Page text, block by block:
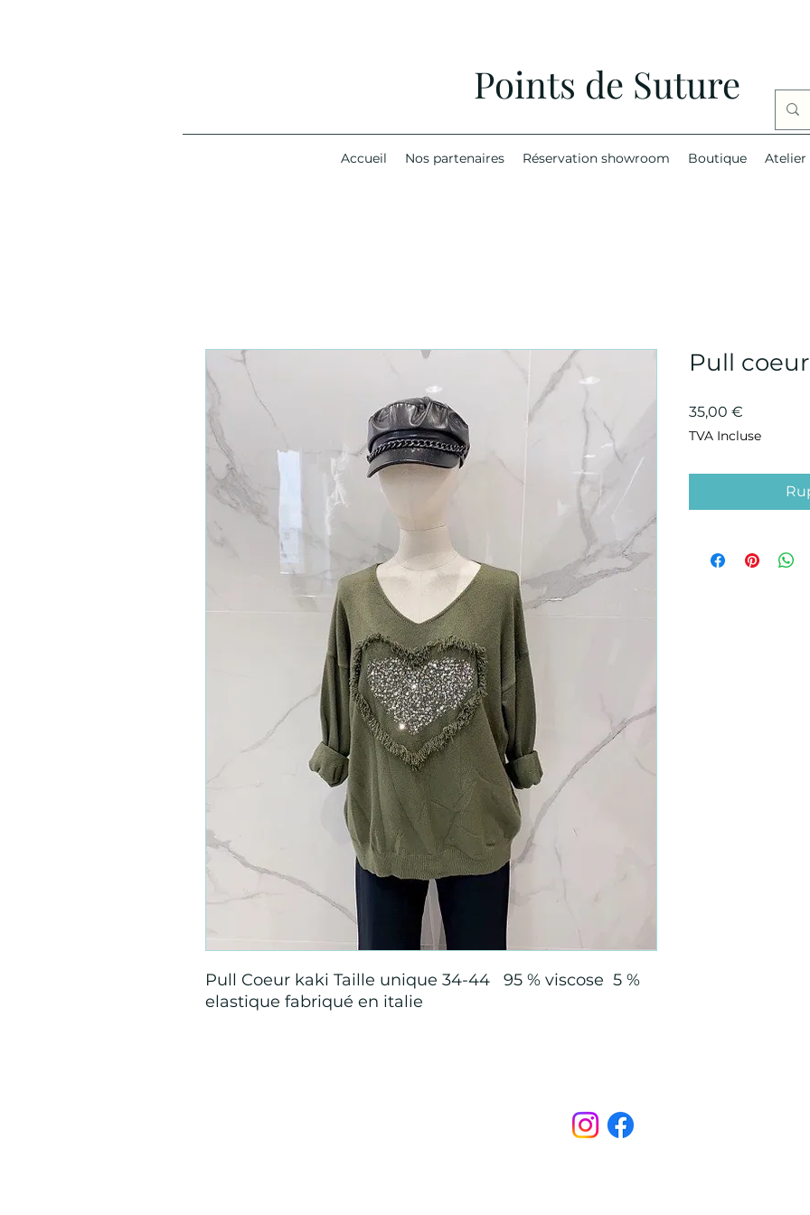
Points de Suture
Accueil Nos partenaires Réservation showroom Boutique Atelier
Pull Coeur kaki Taille unique 34-44 95 % viscose 5 %
elastique fabriqué en italie
Pull
35,00 €
TVA Incluse